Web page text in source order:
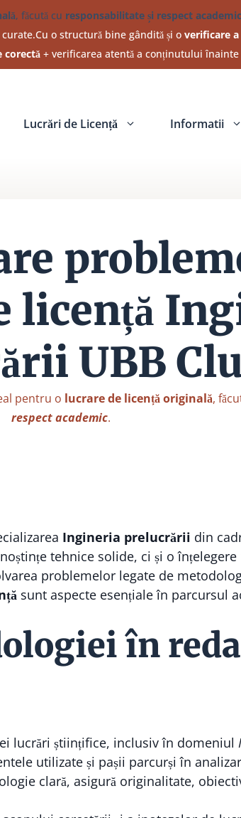
, făcută cu responsabilitate și respect academic
o structură bine gândită și overificare
corectă + verificarea atentă a conținutului
Lucrări de Licență Informatii
licență
UBB
pentru o lucrare de licență originală,
respect academic.
Ingineria prelucrării din
tehnice solide, ci și o
problemelor legate de
sunt aspecte esențiale în parcursul
în
lucrări științifice, inclusiv în domeniul
utilizate și pașii parcurși în
clară, asigură originalitate,